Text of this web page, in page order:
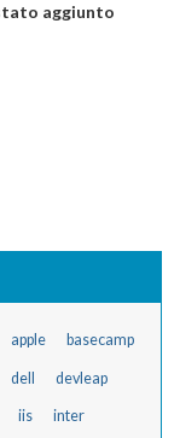
aggiunto
apple basecamp
dell devleap
iis inter